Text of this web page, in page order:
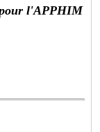
l'APPHIM